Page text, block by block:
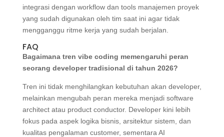
integrasi dengan workflow dan tools manajemen proyek
yang sudah digunakan oleh tim saat ini agar tidak
mengganggu ritme kerja yang sudah berjalan.
FAQ
Bagaimana tren vibe coding memengaruhi peran
seorang developer tradisional di tahun 2026?
Tren ini tidak menghilangkan kebutuhan akan developer,
melainkan mengubah peran mereka menjadi software
architect atau product conductor. Developer kini lebih
fokus pada aspek logika bisnis, arsitektur sistem, dan
kualitas pengalaman customer, sementara AI